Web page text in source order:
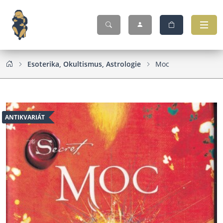
Esoterika, Okultismus, Astrologie Moc
ANTIKVARIÁT